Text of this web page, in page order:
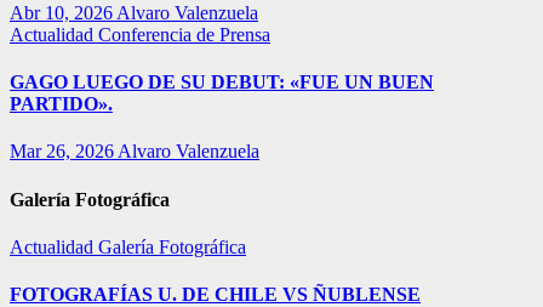
Abr 10, 2026 Alvaro Valenzuela
Actualidad Conferencia de Prensa
GAGO LUEGO DE SU DEBUT: «FUE UN BUEN
PARTIDO».
Mar 26, 2026 Alvaro Valenzuela
Galería Fotográfica
Actualidad Galería Fotográfica
FOTOGRAFÍAS U. DE CHILE VS ÑUBLENSE